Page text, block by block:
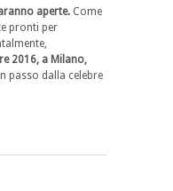
aperte. Come
pronti per
2016, a Milano,
passo dalla celebre